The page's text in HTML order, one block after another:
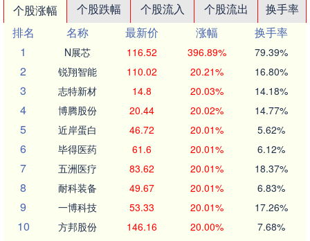
个股涨幅 个股跌幅 个股流入 个股流出
换手率
排名
名称 最新价 涨幅
换手率
1
N展芯 116.52 396.89% 79.39%
2 锐翔智能 110.02 20.21% 16.80%
3 志特新材 14.8 20.03% 14.18%
4 博腾股份 20.44 20.02% 14.77%
5 近岸蛋白 46.72 20.01% 5.62%
6 毕得医药 61.6 20.01% 6.12%
7 五洲医疗 83.62 20.01% 18.37%
8 耐科装备 49.67 20.01% 6.83%
9 一博科技 53.33 20.01% 17.26%
10 方邦股份 146.16 20.00% 7.68%